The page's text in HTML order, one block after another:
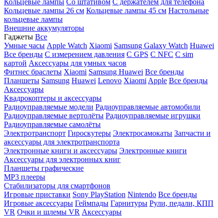
Кольцевые лампы Со штативом C держателем для телефона
Кольцевые лампы 26 см Кольцевые лампы 45 см Настольные
кольцевые лампы
Внешние аккумуляторы
Гаджеты Все
Умные часы Apple Watch Xiaomi Samsung Galaxy Watch Huawei
Все бренды C измерением давления C GPS C NFC C sim
картой Аксессуары для умных часов
Фитнес браслеты Xiaomi Samsung Huawei Все бренды
Планшеты Samsung Huawei Lenovo Xiaomi Apple Все бренды
Аксессуары
Квадрокоптеры и аксессуары
Радиоуправляемые модели Радиоуправляемые автомобили
Радиоуправляемые вертолёты Радиоуправляемые игрушки
Радиоуправляемые самолёты
Электротранспорт Гироскутеры Электросамокаты Запчасти и
аксессуары для электротранспорта
Электронные книги и аксессуары Электронные книги
Аксессуары для электронных книг
Планшеты графические
MP3 плееры
Стабилизаторы для смартфонов
Игровые приставки Sony PlayStation Nintendo Все бренды
Игровые аксессуары Геймпады Гарнитуры Рули, педали, КПП
VR Очки и шлемы VR Аксессуары